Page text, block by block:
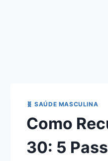
🧬 SAÚDE MASCULINA
Como
30: 5